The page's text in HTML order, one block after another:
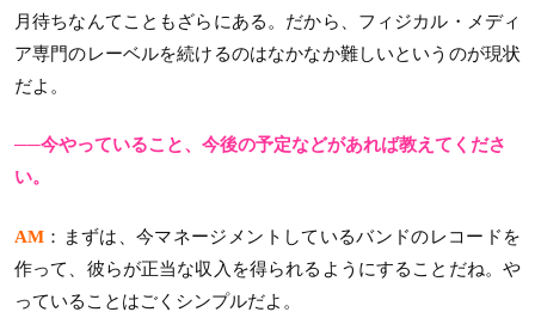
月待ちなんてこともざらにある。だから、フィジカル・メディ
ア専門のレーベルを続けるのはなかなか難しいというのが現状
だよ。
──今やっていること、今後の予定などがあれば教えてくださ
い。
AM ：まずは、今マネージメントしているバンドのレコードを
作って、彼らが正当な収入を得られるようにすることだね。や
っていることはごくシンプルだよ。